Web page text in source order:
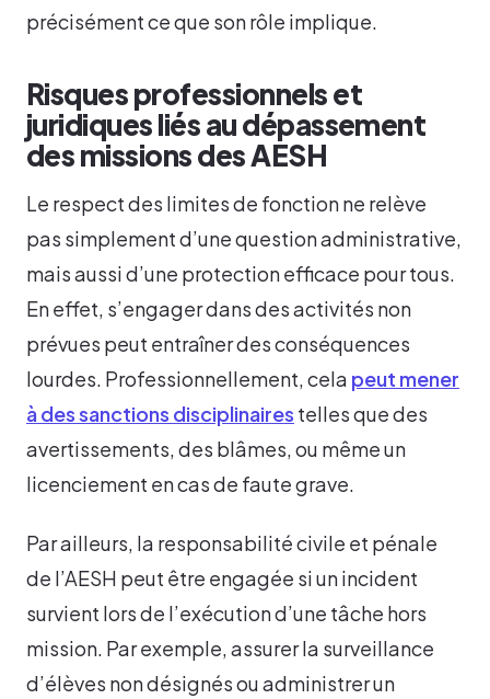
précisément ce que son rôle implique.
Risques professionnels et
juridiques liés au dépassement
des missions des AESH
Le respect des limites de fonction ne relève
pas simplement d’une question administrative,
mais aussi d’une protection efficace pour tous.
En effet, s’engager dans des activités non
prévues peut entraîner des conséquences
lourdes. Professionnellement, cela peut mener
à des sanctions disciplinaires telles que des
avertissements, des blâmes, ou même un
licenciement en cas de faute grave.
Par ailleurs, la responsabilité civile et pénale
de l’AESH peut être engagée si un incident
survient lors de l’exécution d’une tâche hors
mission. Par exemple, assurer la surveillance
d’élèves non désignés ou administrer un